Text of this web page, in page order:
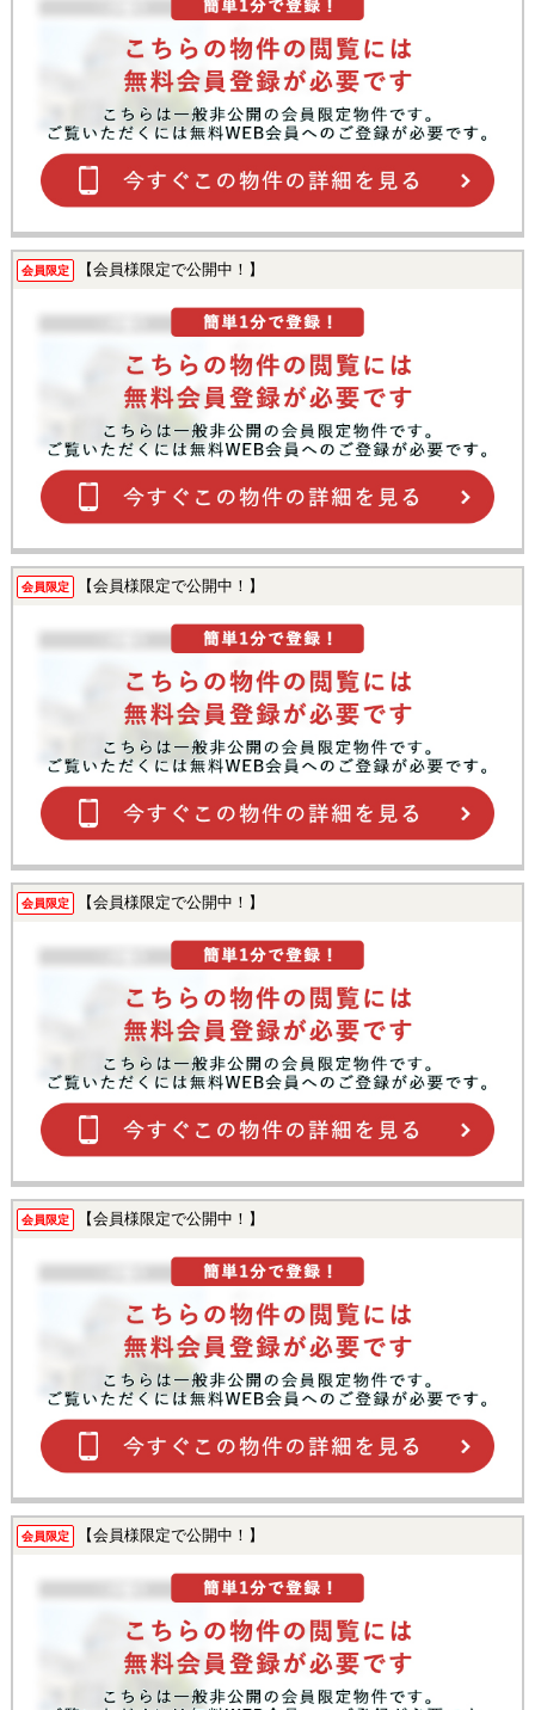
会員限定 【会員様限定で公開中！】
会員限定 【会員様限定で公開中！】
会員限定 【会員様限定で公開中！】
会員限定 【会員様限定で公開中！】
会員限定 【会員様限定で公開中！】